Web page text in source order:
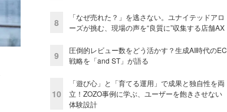
8
「なぜ売れた？」を逃さない。ユナイテッドアロ
ーズが挑む、現場の声を“良質に”収集する店舗AX
9
圧倒的レビュー数をどう活かす？生成AI時代のEC
戦略を「and ST」が語る
10
「遊び心」と「育てる運用」で成果と独自性を両
立！ZOZO事例に学ぶ、ユーザーを飽きさせない
体験設計